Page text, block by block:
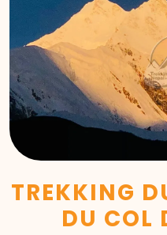
TREKKING
DU COL